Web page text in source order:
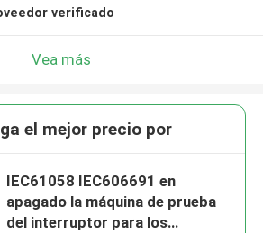
verificado
Vea más
el mejor precio por
IEC61058 IEC606691 en
apagado la máquina de prueba
del interruptor para los